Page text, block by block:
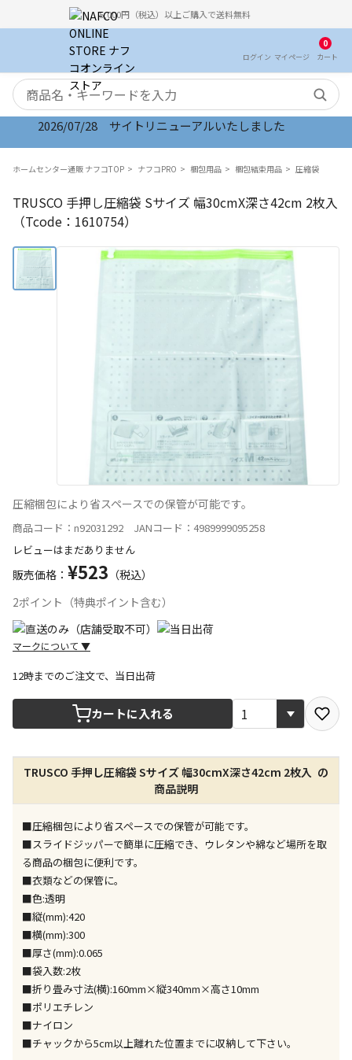
5,000円（税込）以上ご購入で送料無料
ログイン マイ ページ
0
カート
検索キーワード
2026/07/28 サイトリニューアルいたしました
ホームセンター通販 ナフコTOP ナフコPRO 梱包用品 梱包結束用品 圧縮袋
TRUSCO 手押し圧縮袋 Sサイズ 幅30cmX深さ42cm 2枚入
（Tcode：1610754）
圧縮梱包により省スペースでの保管が可能です。
商品コード：n92031292 JANコード：4989999095258
レビューはまだありません
販売価格： ¥523 （税込）
2ポイント（特典ポイント含む）
マークについて ▼
宅配や店舗受取を選択できる商品です
店舗のみで受取できる商品です（宅配便でのお届けが
できません）
※同時購入の商品は、全て同じ店舗での受取となりま
す
特定の店舗のみで受取ができる商品です（宅配便での
お届けができません）
※同時購入の商品は、全て同じ店舗での受取となりま
す
委託業者によりお届けする商品です
※ほか商品との同時購入はできません。お手数です
が、ご購入手続きを分けてお買い求めください
※支払い方法の代金引換は選択できません。
※電話注文はできません。
宅配のみでお届けする商品です（店舗受取は選択でき
※「宅配・店舗受取」「宅配のみ」マークの商品のみ
同時購入が可能です
12時までのご注文で、当日出荷
カートに入れる
TRUSCO 手押し圧縮袋 Sサイズ 幅30cmX深さ42cm 2枚入 の
商品説明
■圧縮梱包により省スペースでの保管が可能です。
■スライドジッパーで簡単に圧縮でき、ウレタンや綿など場所を取
る商品の梱包に便利です。
■衣類などの保管に。
■色:透明
■縦(mm):420
■横(mm):300
■厚さ(mm):0.065
■袋入数:2枚
■折り畳み寸法(横):160mm×縦340mm×高さ10mm
■ポリエチレン
■ナイロン
■チャックから5cm以上離れた位置までに収納して下さい。